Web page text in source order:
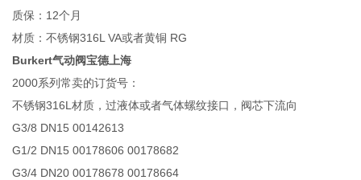
质保：12个月
材质：不锈钢316L VA或者黄铜 RG
Burkert气动阀宝德上海
2000系列常卖的订货号：
不锈钢316L材质，过液体或者气体螺纹接口，阀芯下流向
G3/8 DN15 00142613
G1/2 DN15 00178606 00178682
G3/4 DN20 00178678 00178664